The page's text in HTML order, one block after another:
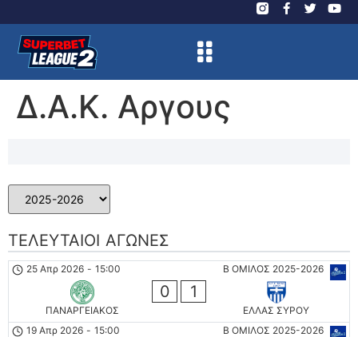
Δ.Α.Κ. Αργους
ΤΕΛΕΥΤΑΊΟΙ ΑΓΏΝΕΣ
Β ΟΜΙΛΟΣ 2025-2026
25 Απρ 2026 - 15:00
ΠΑΝΑΡΓΕΙΑΚΟΣ
0 1
ΕΛΛΑΣ ΣΥΡΟΥ
Β ΟΜΙΛΟΣ 2025-2026
19 Απρ 2026 - 15:00